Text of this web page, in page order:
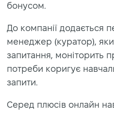
бонусом.
До компанії додається
менеджер (куратор),
запитання, моніторить
потреби коригує
запити.
Серед плюсів онлайн